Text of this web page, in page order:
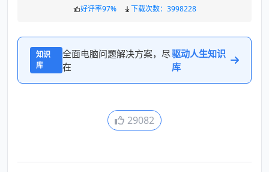
好评率97% 下载次数：3998228
知识
库
全面电脑问题解决方案，尽
在
驱动人生知识
库
29082